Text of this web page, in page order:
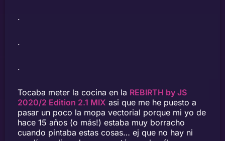
.
.
.
Tocaba meter la cocina en la REBIRTH by JS
2020/2 Edition 2.1 MIX asi que me he puesto a
pasar un poco la mopa vectorial porque mi yo de
hace 15 años (o más!) estaba muy borracho
cuando pintaba estas cosas… ej que no hay ni